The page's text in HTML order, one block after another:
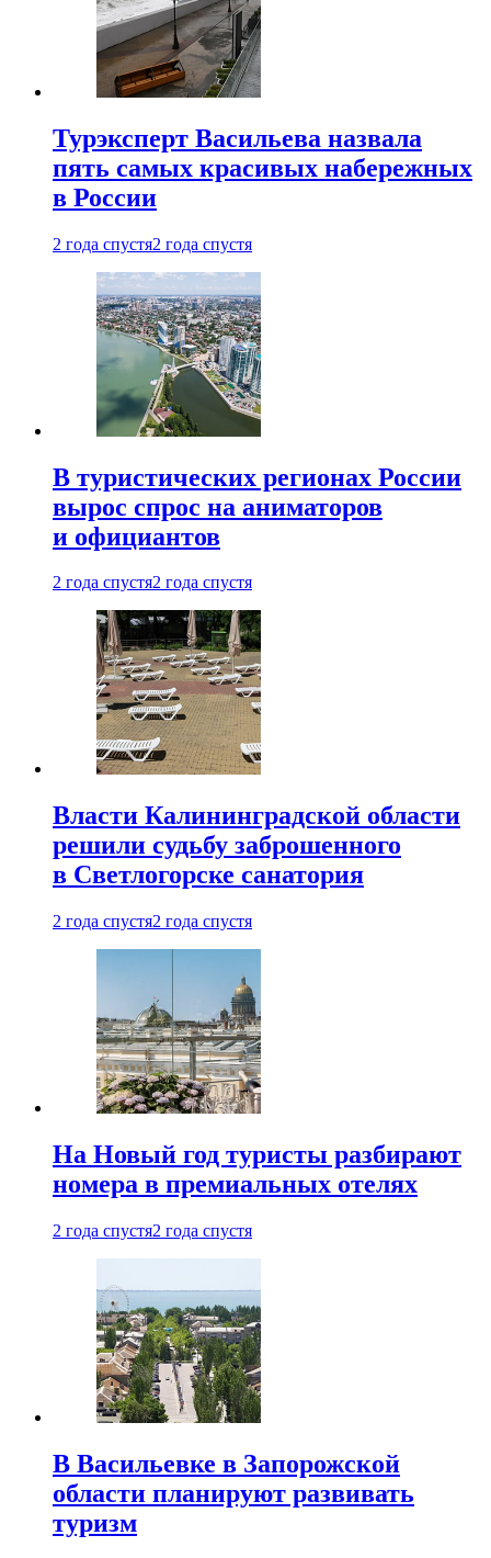
Турэксперт Васильева назвала
пять самых красивых набережных
в России
2 года спустя2 года спустя
В туристических регионах России
вырос спрос на аниматоров
и официантов
2 года спустя2 года спустя
Власти Калининградской области
решили судьбу заброшенного
в Светлогорске санатория
2 года спустя2 года спустя
На Новый год туристы разбирают
номера в премиальных отелях
2 года спустя2 года спустя
В Васильевке в Запорожской
области планируют развивать
туризм